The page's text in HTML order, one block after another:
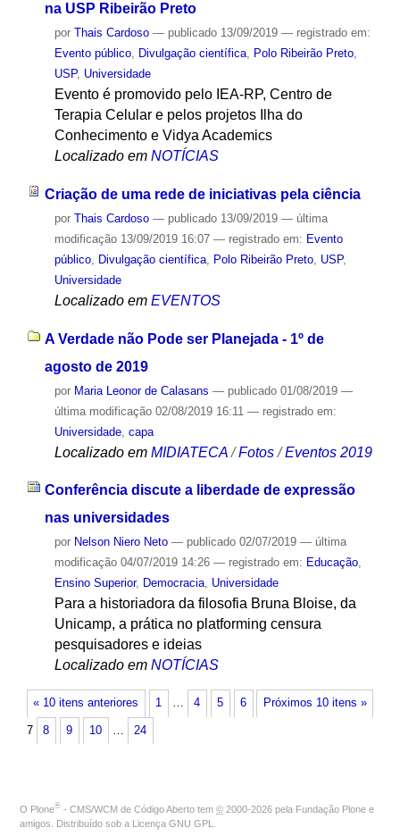
na USP Ribeirão Preto
por Thais Cardoso — publicado13/09/2019 — registrado em:
Evento público, Divulgação científica, Polo Ribeirão Preto,
USP, Universidade
Evento é promovido pelo IEA-RP, Centro de
Terapia Celular e pelos projetos Ilha do
Conhecimento e Vidya Academics
Localizado em NOTÍCIAS
Criação de uma rede de iniciativas pela ciência
por Thais Cardoso — publicado13/09/2019 — última
modificação13/09/2019 16:07 — registrado em: Evento
público, Divulgação científica, Polo Ribeirão Preto, USP,
Universidade
Localizado em EVENTOS
A Verdade não Pode ser Planejada - 1º de
agosto de 2019
por Maria Leonor de Calasans — publicado01/08/2019 —
última modificação02/08/2019 16:11 — registrado em:
Universidade, capa
Localizado em MIDIATECA /Fotos /Eventos 2019
Conferência discute a liberdade de expressão
nas universidades
por Nelson Niero Neto — publicado02/07/2019 — última
modificação04/07/2019 14:26 — registrado em: Educação,
Ensino Superior, Democracia, Universidade
Para a historiadora da filosofia Bruna Bloise, da
Unicamp, a prática no platforming censura
pesquisadores e ideias
Localizado em NOTÍCIAS
« 10 itens anteriores Próximos 10 itens »
1 … 4 5 6
7 8 9 10 … 24
O Plone® - CMS/WCM de Código Aberto tem © 2000-2026 pela Fundação Plone e
amigos. Distribuído sob a Licença GNU GPL